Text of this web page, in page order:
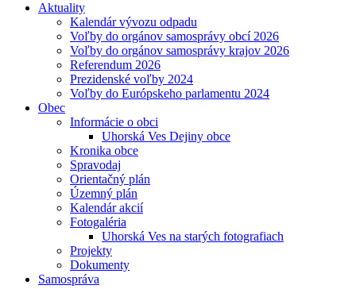
Aktuality
Kalendár vývozu odpadu
Voľby do orgánov samosprávy obcí 2026
Voľby do orgánov samosprávy krajov 2026
Referendum 2026
Prezidenské voľby 2024
Voľby do Európskeho parlamentu 2024
Obec
Informácie o obci
Uhorská Ves Dejiny obce
Kronika obce
Spravodaj
Orientačný plán
Územný plán
Kalendár akcií
Fotogaléria
Uhorská Ves na starých fotografiach
Projekty
Dokumenty
Samospráva